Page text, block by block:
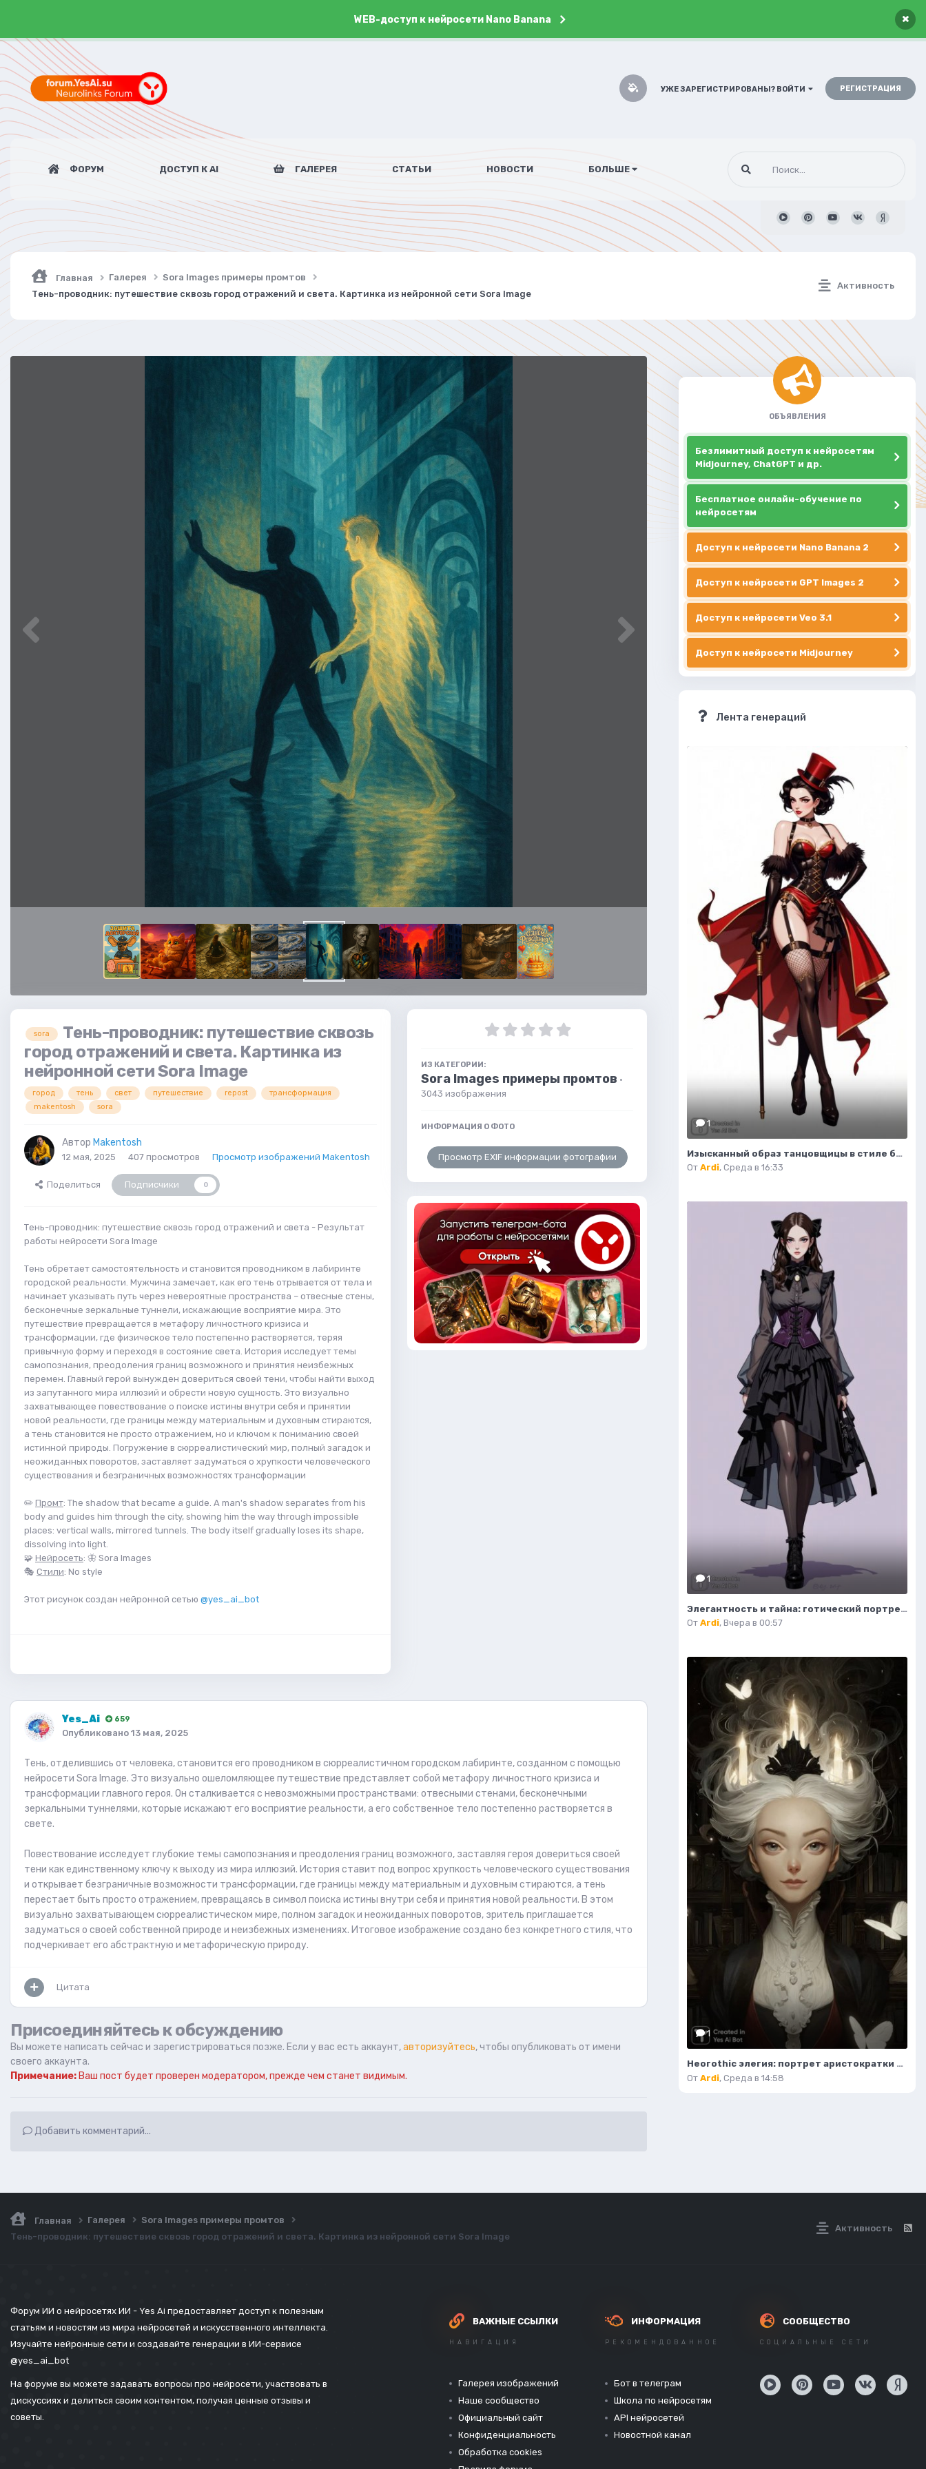
WEB-доступ к нейросети Nano Banana ×
УЖЕ ЗАРЕГИСТРИРОВАНЫ? ВОЙТИ РЕГИСТРАЦИЯ
ФОРУМ ДОСТУП К AI ГАЛЕРЕЯ СТАТЬИ НОВОСТИ БОЛЬШЕ
Активность
Главная Галерея
Sora Images примеры промтов
Тень-проводник: путешествие сквозь город отражений и света. Картинка из нейронной сети Sora Image
sora
Тень-проводник: путешествие сквозь
город отражений и света. Картинка из
нейронной сети Sora Image
город тень свет путешествие repost
трансформация
makentosh
sora
Автор Makentosh
12 мая, 2025 407 просмотров Просмотр изображений Makentosh
Поделиться Подписчики 0
Тень-проводник: путешествие сквозь город отражений и света - Результат
работы нейросети Sora Image
Тень обретает самостоятельность и становится проводником в лабиринте
городской реальности. Мужчина замечает, как его тень отрывается от тела и
начинает указывать путь через невероятные пространства – отвесные стены,
бесконечные зеркальные туннели, искажающие восприятие мира. Это
путешествие превращается в метафору личностного кризиса и
трансформации, где физическое тело постепенно растворяется, теряя
привычную форму и переходя в состояние света. История исследует темы
самопознания, преодоления границ возможного и принятия неизбежных
перемен. Главный герой вынужден довериться своей тени, чтобы найти выход
из запутанного мира иллюзий и обрести новую сущность. Это визуально
захватывающее повествование о поиске истины внутри себя и принятии
новой реальности, где границы между материальным и духовным стираются,
а тень становится не просто отражением, но и ключом к пониманию своей
истинной природы. Погружение в сюрреалистический мир, полный загадок и
неожиданных поворотов, заставляет задуматься о хрупкости человеческого
существования и безграничных возможностях трансформации
✏️ Промт: The shadow that became a guide. A man's shadow separates from his
body and guides him through the city, showing him the way through impossible
places: vertical walls, mirrored tunnels. The body itself gradually loses its shape,
dissolving into light.
🧩 Нейросеть: 🦋 Sora Images
🎭 Стили: No style
Этот рисунок создан нейронной сетью @yes_ai_bot
ИЗ КАТЕГОРИИ:
Sora Images примеры промтов ·
3043 изображения
ИНФОРМАЦИЯ О ФОТО
Просмотр EXIF информации фотографии
Yes_Ai 659
Опубликовано 13 мая, 2025
Тень, отделившись от человека, становится его проводником в сюрреалистичном городском лабиринте, созданном с помощью
нейросети Sora Image. Это визуально ошеломляющее путешествие представляет собой метафору личностного кризиса и
трансформации главного героя. Он сталкивается с невозможными пространствами: отвесными стенами, бесконечными
зеркальными туннелями, которые искажают его восприятие реальности, а его собственное тело постепенно растворяется в
свете.
Повествование исследует глубокие темы самопознания и преодоления границ возможного, заставляя героя довериться своей
тени как единственному ключу к выходу из мира иллюзий. История ставит под вопрос хрупкость человеческого существования
и открывает безграничные возможности трансформации, где границы между материальным и духовным стираются, а тень
перестает быть просто отражением, превращаясь в символ поиска истины внутри себя и принятия новой реальности. В этом
визуально захватывающем сюрреалистическом мире, полном загадок и неожиданных поворотов, зритель приглашается
задуматься о своей собственной природе и неизбежных изменениях. Итоговое изображение создано без конкретного стиля, что
подчеркивает его абстрактную и метафорическую природу.
Цитата
Присоединяйтесь к обсуждению
Вы можете написать сейчас и зарегистрироваться позже. Если у вас есть аккаунт,авторизуйтесь, чтобы опубликовать от имени
своего аккаунта.
Примечание: Ваш пост будет проверен модератором, прежде чем станет видимым.
Добавить комментарий...
ОБЪЯВЛЕНИЯ
Безлимитный доступ к нейросетям
Midjourney, ChatGPT и др.
Бесплатное онлайн-обучение по
нейросетям
Доступ к нейросети Nano Banana 2
Доступ к нейросети GPT Images 2
Доступ к нейросети Veo 3.1
Доступ к нейросети Midjourney
Лента генераций
1
Изысканный образ танцовщицы в стиле бурлеск и модной иллюстрации. Нейронная сеть Flux
От Ardi, Среда в 16:33
1
Элегантность и тайна: готический портрет изящной модели в деталях. Изображение из нейронной сети Flux Ai
От Ardi, Вчера в 00:57
1
Неогothic элегия: портрет аристократки в темном величии библиотеки. Картинка из нейронной сети Миджорни
От Ardi, Среда в 14:58
Активность
Главная Галерея
Sora Images примеры промтов
Тень-проводник: путешествие сквозь город отражений и света. Картинка из нейронной сети Sora Image
Форум ИИ о нейросетях ИИ - Yes Ai предоставляет доступ к полезным
статьям и новостям из мира нейросетей и искусственного интеллекта.
Изучайте нейронные сети и создавайте генерации в ИИ-сервисе
@yes_ai_bot
На форуме вы можете задавать вопросы про нейросети, участвовать в
дискуссиях и делиться своим контентом, получая ценные отзывы и
советы.
ВАЖНЫЕ ССЫЛКИ
НАВИГАЦИЯ
Галерея изображений
Наше сообщество
Официальный сайт
Конфиденциальность
Обработка cookies
ИНФОРМАЦИЯ
РЕКОМЕНДОВАННОЕ
Бот в телеграм
Школа по нейросетям
API нейросетей
Новостной канал
СООБЩЕСТВО
СОЦИАЛЬНЫЕ СЕТИ